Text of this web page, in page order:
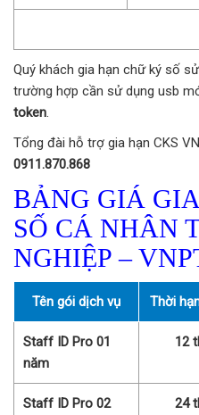
Quý khách gia hạn chữ ký số
trường hợp cần sử dụng usb
token
Tổng đài hỗ trợ gia hạn CKS
0911.870.868
BẢNG GIÁ
SỐ CÁ NHÂN
NGHIỆP –
Tên gói dịch vụ Thời
Staff ID Pro 01
năm
12
Staff ID Pro 02
24